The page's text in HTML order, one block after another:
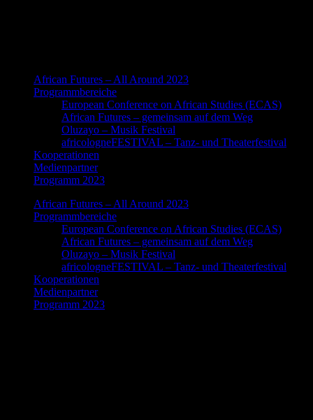
African Futures – All Around 2023
Programmbereiche
European Conference on African Studies (ECAS)
African Futures – gemeinsam auf dem Weg
Oluzayo – Musik Festival
africologneFESTIVAL – Tanz- und Theaterfestival
Kooperationen
Medienpartner
Programm 2023
African Futures – All Around 2023
Programmbereiche
European Conference on African Studies (ECAS)
African Futures – gemeinsam auf dem Weg
Oluzayo – Musik Festival
africologneFESTIVAL – Tanz- und Theaterfestival
Kooperationen
Medienpartner
Programm 2023